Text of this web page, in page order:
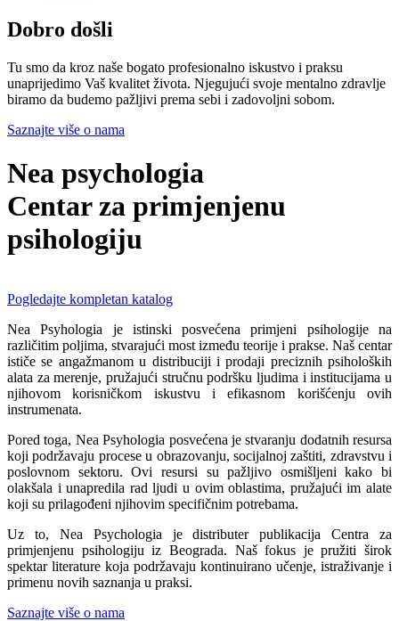
Dobro došli
Tu smo da kroz naše bogato profesionalno iskustvo i praksu
unaprijedimo Vaš kvalitet života. Njegujući svoje mentalno zdravlje
biramo da budemo pažljivi prema sebi i zadovoljni sobom.
Saznajte više o nama
Nea psychologia
Centar za primjenjenu
psihologiju
Pogledajte kompletan katalog
Nea Psyhologia je istinski posvećena primjeni psihologije na
različitim poljima, stvarajući most između teorije i prakse. Naš centar
ističe se angažmanom u distribuciji i prodaji preciznih psiholoških
alata za merenje, pružajući stručnu podršku ljudima i institucijama u
njihovom korisničkom iskustvu i efikasnom korišćenju ovih
instrumenata.
Pored toga, Nea Psyhologia posvećena je stvaranju dodatnih resursa
koji podržavaju procese u obrazovanju, socijalnoj zaštiti, zdravstvu i
poslovnom sektoru. Ovi resursi su pažljivo osmišljeni kako bi
olakšala i unapredila rad ljudi u ovim oblastima, pružajući im alate
koji su prilagođeni njihovim specifičnim potrebama.
Uz to, Nea Psychologia je distributer publikacija Centra za
primjenjenu psihologiju iz Beograda. Naš fokus je pružiti širok
spektar literature koja podržavaju kontinuirano učenje, istraživanje i
primenu novih saznanja u praksi.
Saznajte više o nama